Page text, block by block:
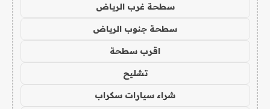
سطحة غرب الرياض
سطحة جنوب الرياض
اقرب سطحة
تشليح
شراء سيارات سكراب